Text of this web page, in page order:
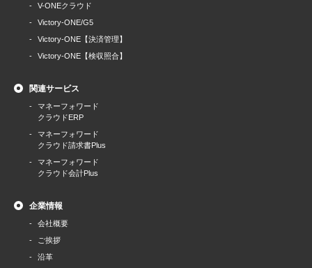
V-ONEクラウド
Victory-ONE/G5
Victory-ONE【決済管理】
Victory-ONE【検収照合】
関連サービス
マネーフォワード
クラウドERP
マネーフォワード
クラウド請求書Plus
マネーフォワード
クラウド会計Plus
企業情報
会社概要
ご挨拶
沿革